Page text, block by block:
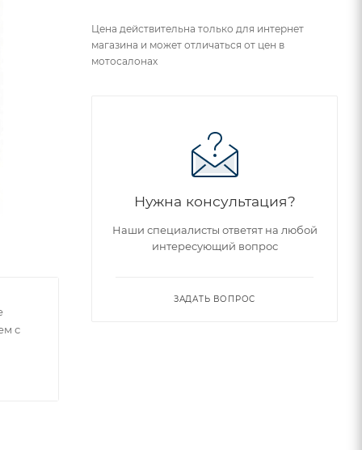
с
Цена действительна только для интернет
магазина и может отличаться от цен в
мотосалонах
Нужна консультация?
Наши специалисты ответят на любой
интересующий вопрос
ЗАДАТЬ ВОПРОС